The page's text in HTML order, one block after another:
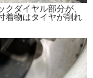
ダイヤル部分が、
着物はタイヤが削れ